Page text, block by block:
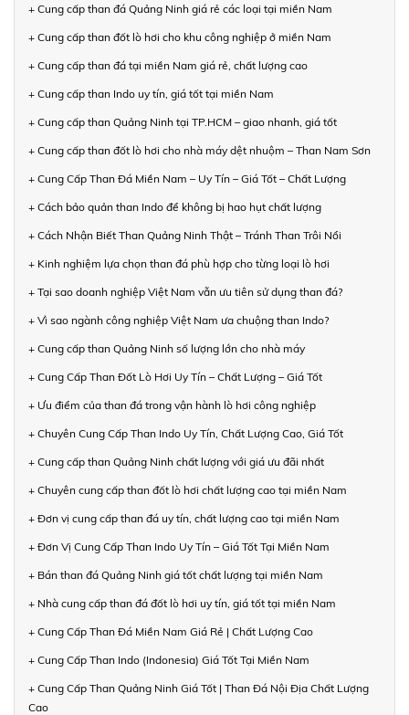
+ Cung cấp than đá Quảng Ninh giá rẻ các loại tại miền Nam
+ Cung cấp than đốt lò hơi cho khu công nghiệp ở miền Nam
+ Cung cấp than đá tại miền Nam giá rẻ, chất lượng cao
+ Cung cấp than Indo uy tín, giá tốt tại miền Nam
+ Cung cấp than Quảng Ninh tại TP.HCM – giao nhanh, giá tốt
+ Cung cấp than đốt lò hơi cho nhà máy dệt nhuộm – Than Nam Sơn
+ Cung Cấp Than Đá Miền Nam – Uy Tín – Giá Tốt – Chất Lượng
+ Cách bảo quản than Indo để không bị hao hụt chất lượng
+ Cách Nhận Biết Than Quảng Ninh Thật – Tránh Than Trôi Nổi
+ Kinh nghiệm lựa chọn than đá phù hợp cho từng loại lò hơi
+ Tại sao doanh nghiệp Việt Nam vẫn ưu tiên sử dụng than đá?
+ Vì sao ngành công nghiệp Việt Nam ưa chuộng than Indo?
+ Cung cấp than Quảng Ninh số lượng lớn cho nhà máy
+ Cung Cấp Than Đốt Lò Hơi Uy Tín – Chất Lượng – Giá Tốt
+ Ưu điểm của than đá trong vận hành lò hơi công nghiệp
+ Chuyên Cung Cấp Than Indo Uy Tín, Chất Lượng Cao, Giá Tốt
+ Cung cấp than Quảng Ninh chất lượng với giá ưu đãi nhất
+ Chuyên cung cấp than đốt lò hơi chất lượng cao tại miền Nam
+ Đơn vị cung cấp than đá uy tín, chất lượng cao tại miền Nam
+ Đơn Vị Cung Cấp Than Indo Uy Tín – Giá Tốt Tại Miền Nam
+ Bán than đá Quảng Ninh giá tốt chất lượng tại miền Nam
+ Nhà cung cấp than đá đốt lò hơi uy tín, giá tốt tại miền Nam
+ Cung Cấp Than Đá Miền Nam Giá Rẻ | Chất Lượng Cao
+ Cung Cấp Than Indo (Indonesia) Giá Tốt Tại Miền Nam
+ Cung Cấp Than Quảng Ninh Giá Tốt | Than Đá Nội Địa Chất Lượng
Cao